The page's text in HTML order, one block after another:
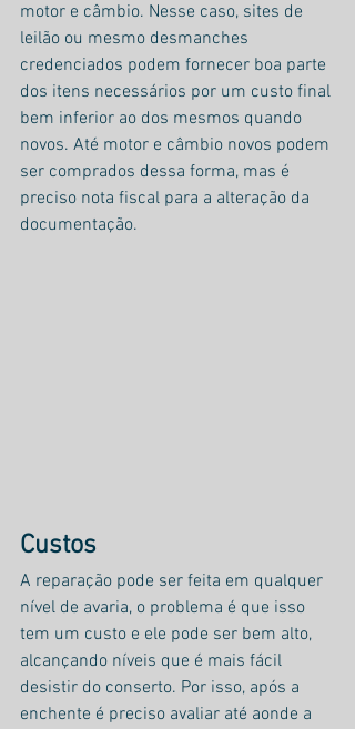
motor e câmbio. Nesse caso, sites de
leilão ou mesmo desmanches
credenciados podem fornecer boa parte
dos itens necessários por um custo final
bem inferior ao dos mesmos quando
novos. Até motor e câmbio novos podem
ser comprados dessa forma, mas é
preciso nota fiscal para a alteração da
documentação.
Custos
A reparação pode ser feita em qualquer
nível de avaria, o problema é que isso
tem um custo e ele pode ser bem alto,
alcançando níveis que é mais fácil
desistir do conserto. Por isso, após a
enchente é preciso avaliar até aonde a